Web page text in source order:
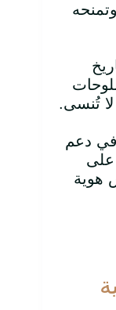
لا تُنسى.
في دعم
على
هوية